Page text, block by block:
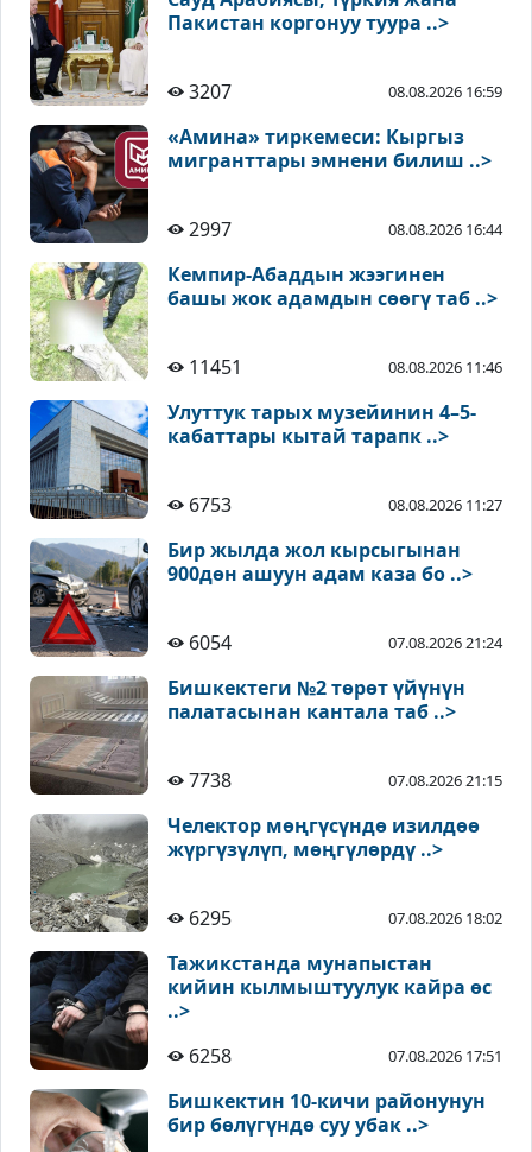
Пакистан коргонуу туура ..>
3207 08.08.2026 16:59
«Амина» тиркемеси: Кыргыз
мигранттары эмнени билиш ..>
2997 08.08.2026 16:44
Кемпир-Абаддын жээгинен
башы жок адамдын сөөгү таб ..>
11451 08.08.2026 11:46
Улуттук тарых музейинин 4–5-
кабаттары кытай тарапк ..>
6753 08.08.2026 11:27
Бир жылда жол кырсыгынан
900дөн ашуун адам каза бо ..>
6054 07.08.2026 21:24
Бишкектеги №2 төрөт үйүнүн
палатасынан кантала таб ..>
7738 07.08.2026 21:15
Челектор мөңгүсүндө изилдөө
жүргүзүлүп, мөңгүлөрдү ..>
6295 07.08.2026 18:02
Тажикстанда мунапыстан
кийин кылмыштуулук кайра өс
..>
6258
07.08.2026 17:51
Бишкектин 10-кичи районунун
бир бөлүгүндө суу убак ..>